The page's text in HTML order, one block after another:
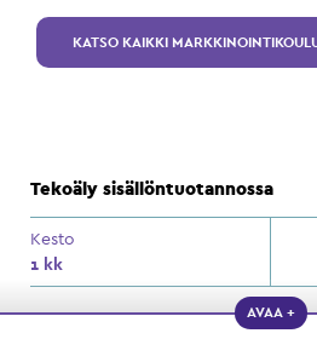
KATSO KAIKKI
Tekoäly sisällöntuotannossa
Kesto
1 kk
AVAA +